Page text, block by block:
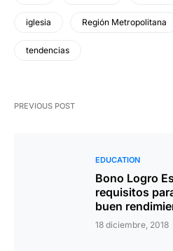
iglesia Región Metropolitana
tendencias
PREVIOUS POST
EDUCATION
Bono Logro
requisitos
buen
18 diciembre, 2018